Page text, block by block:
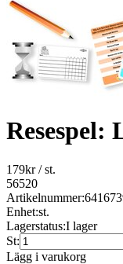
Resespel:
179kr/ st.
56520
Artikelnummer:
Enhet:st.
Lagerstatus:I lager
St:
Lägg i varukorg